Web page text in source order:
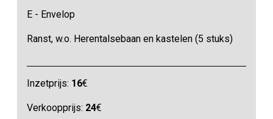
E - Envelop
Ranst, w.o. Herentalsebaan en kastelen (5 stuks)
Inzetprijs: 16€
Verkoopprijs: 24€